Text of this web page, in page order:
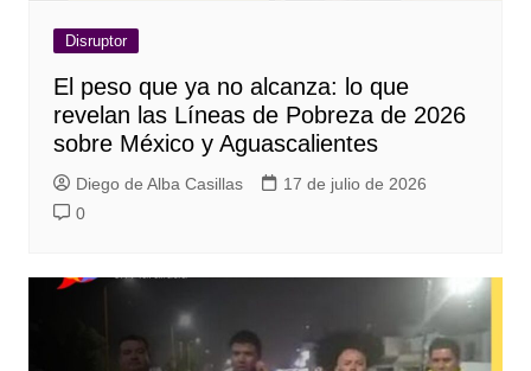
Disruptor
El peso que ya no alcanza: lo que
revelan las Líneas de Pobreza de 2026
sobre México y Aguascalientes
Diego de Alba Casillas
17 de julio de 2026
0